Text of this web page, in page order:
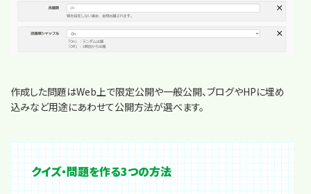
作成した問題はWeb上で限定公開や一般公開、ブログやHPに埋め
込みなど用途にあわせて公開方法が選べます。
クイズ・問題を作る3つの方法